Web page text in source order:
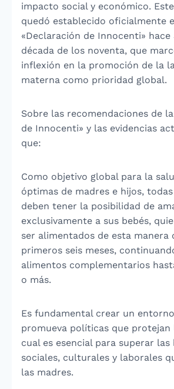
impacto social y económico.
quedó establecido oficialmente
«Declaración de Innocenti» hace
década de los noventa, que
inflexión en la promoción de la
materna como prioridad global.
Sobre las recomendaciones de
de Innocenti» y las evidencias
que:
Como objetivo global para la
óptimas de madres e hijos,
deben tener la posibilidad de
exclusivamente a sus bebés,
ser alimentados de esta manera
primeros seis meses,
alimentos complementarios
o más.
Es fundamental crear un
promueva políticas que protejan
cual es esencial para superar las
sociales, culturales y laborales
las madres.